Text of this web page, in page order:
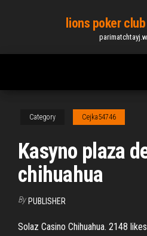
content
lions poker
Category Cejka54746
Kasyno plaza
chihuahua
By PUBLISHER
Solaz Casino Chihuahua. 2148